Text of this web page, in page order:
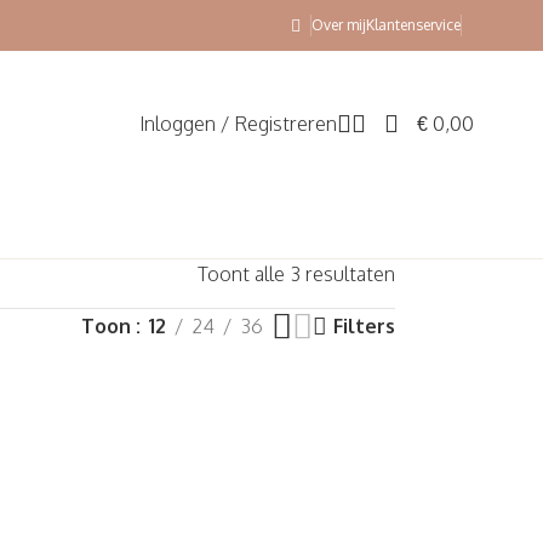
Over mijKlantenservice
Inloggen / Registreren €0,00
Toont alle 3 resultaten
Toon 12 24 36 Filters